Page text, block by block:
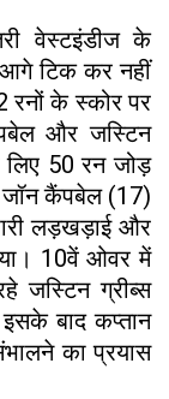
वेस्टइंडीज के
टिक कर नहीं
के स्कोर पर
और जस्टिन
लिए 50 रन जोड़
कैंपबेल (17)
लड़खड़ाई और
10वें ओवर में
जस्टिन ग्रीब्स
बाद कप्तान
का प्रयास